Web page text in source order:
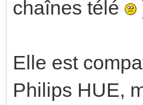
chaînes télé
Elle est
Philips HUE,